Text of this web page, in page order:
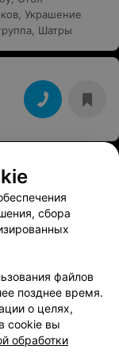
, Украшение
, Шатры
сбора
файлов
позднее время.
о целях,
cookie вы
обработки